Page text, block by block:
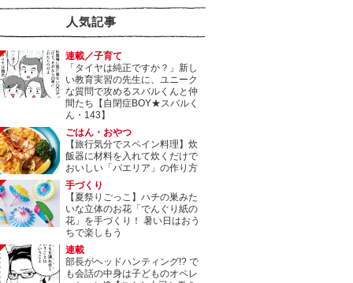
人気記事
連載／子育て
「タイヤは純正ですか？」新し
い教育実習の先生に、ユニーク
な質問で攻めるスバルくんと仲
間たち【自閉症BOY★スバルく
ん・143】
ごはん・おやつ
【旅行気分でスペイン料理】炊
飯器に材料を入れて炊くだけで
おいしい「パエリア」の作り方
手づくり
【夏祭りごっこ】ハチの巣みた
いな立体のお花「でんぐり紙の
花」を手づくり！ 暑い日はおう
ちで楽しもう
連載
部長がヘッドハンティング!? で
も会話の中身は子どものオペレ